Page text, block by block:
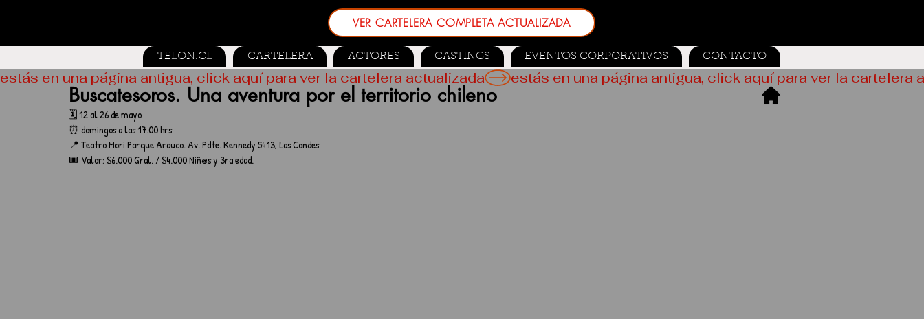
VER CARTELERA COMPLETA ACTUALIZADA
TELON.CL CARTELERA ACTORES CASTINGS EVENTOS CORPORATIVOS CONTACTO
Buscatesoros. Una aventura por el territorio chileno
🗓️ 12 al 26 de mayo
⏰ domingos a las 17.00 hrs
📍 Teatro Mori Parque Arauco. Av. Pdte. Kennedy 5413, Las Condes
🎟️ Valor: $6.000 Gral. / $4.000 Niñ@s y 3ra edad.
estás en una página antigua, click aquí para ver la cartelera actualizada